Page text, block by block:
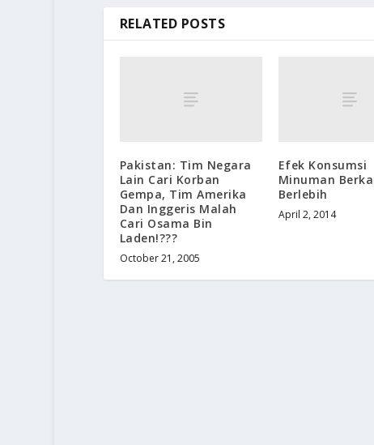
RELATED POSTS
Pakistan: Tim Negara
Lain Cari Korban
Gempa, Tim Amerika
Dan Inggeris Malah
Cari Osama Bin
Laden!???
October 21, 2005
Efek Konsumsi
Minuman
Berlebih
April 2, 2014